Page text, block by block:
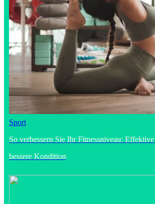
Sport
So verbessern Sie Ihr Fitnessniveau:
bessere Kondition